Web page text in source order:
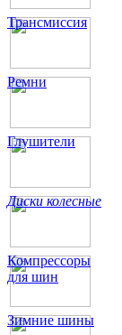
Трансмиссия
Ремни
Глушители
Диски колесные
Компрессоры
для шин
Зимние шины